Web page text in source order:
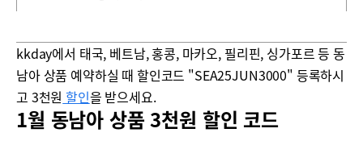
kkday에서 태국, 베트남, 홍콩, 마카오, 필리핀, 싱가포르 등 동
남아 상품 예약하실 때 할인코드 "SEA25JUN3000" 등록하시
고 3천원 할인을 받으세요.
1월 동남아 상품 3천원 할인 코드